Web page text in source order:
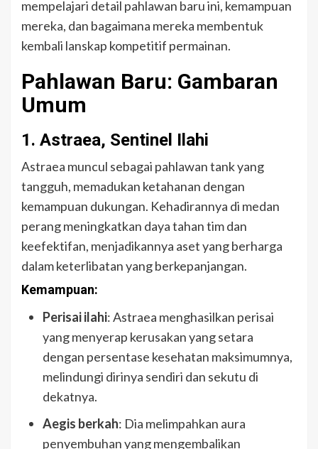
mempelajari detail pahlawan baru ini, kemampuan
mereka, dan bagaimana mereka membentuk
kembali lanskap kompetitif permainan.
Pahlawan Baru: Gambaran
Umum
1. Astraea, Sentinel Ilahi
Astraea muncul sebagai pahlawan tank yang
tangguh, memadukan ketahanan dengan
kemampuan dukungan. Kehadirannya di medan
perang meningkatkan daya tahan tim dan
keefektifan, menjadikannya aset yang berharga
dalam keterlibatan yang berkepanjangan.
Kemampuan:
Perisai ilahi: Astraea menghasilkan perisai
yang menyerap kerusakan yang setara
dengan persentase kesehatan maksimumnya,
melindungi dirinya sendiri dan sekutu di
dekatnya.
Aegis berkah: Dia melimpahkan aura
penyembuhan yang mengembalikan